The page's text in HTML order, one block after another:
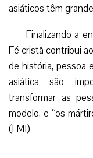
asiáticos têm
Finalizando a
Fé cristã contribui
de história, pessoa
asiática são
transformar as
modelo, e “os
(LMI)